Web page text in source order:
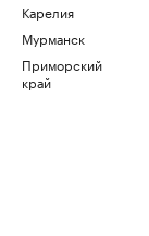
Карелия
Мурманск
Приморский
край